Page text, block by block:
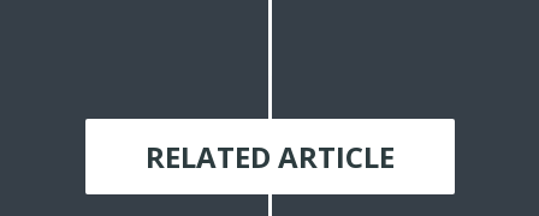
RELATED ARTICLE